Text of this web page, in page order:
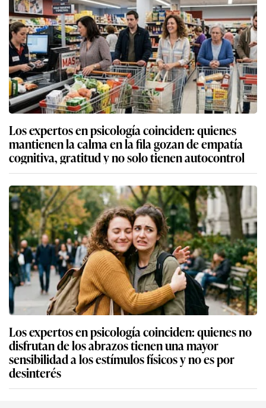
Los expertos en psicología coinciden: quienes
mantienen la calma en la fila gozan de empatía
cognitiva, gratitud y no solo tienen autocontrol
Los expertos en psicología coinciden: quienes no
disfrutan de los abrazos tienen una mayor
sensibilidad a los estímulos físicos y no es por
desinterés